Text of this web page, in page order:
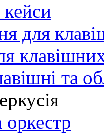
для
та
оркестр